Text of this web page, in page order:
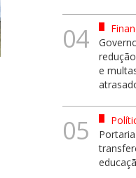
04
e
05